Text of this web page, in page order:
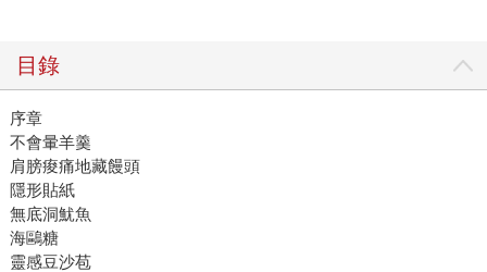
目錄
序章
不會暈羊羹
肩膀痠痛地藏饅頭
隱形貼紙
無底洞魷魚
海鷗糖
靈感豆沙苞